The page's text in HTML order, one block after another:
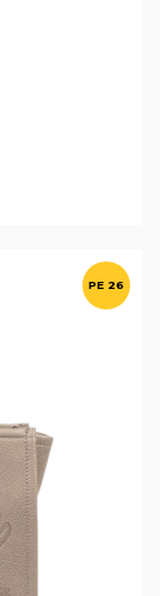
PE 26